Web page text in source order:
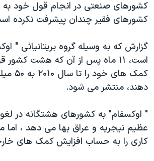
به
جستجو
گزیده‌ها
ویژه برنامه‌ها
فرهنگ و زندگی
حقوق شهروندی
علم و فناوری
اسرائیل در جنگ
گالری عکس
عملیات خشم حماسی
۲۵۰سالگی آمریکا
مستندها
انتخابات ریاست جمهوری آمریکا ۲۰۲۴
حمله جمهوری اسلامی به اسرائیل
رمز مهسا
ورزش زنان در ایران
اعتراضات زن، زندگی، آزادی
پخش رادیویی
یادگیری زبان انگلیسی
دنبال کنید
زبانهای مختلف
کشورهای صنعتی در انجام قول خود
کشورهای فقير چندان پيشرفت نکرده
گزارش که به وسيله گروه بريتانيائی "
است، ۱۱ ماه پس از آن که هشت
کمک
دهند، منتشر می شود.
" اوکسفام" به کشورهای هشتگانه در
عظيم نيجريه و عراق بها می دهد ، اما
کاری را به حساب افزايش کمک های